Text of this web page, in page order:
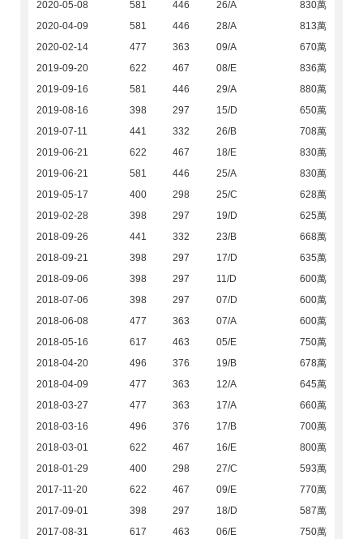
2020-05-08 581 446 26/A
830萬
2020-04-09
581 446 28/A
813萬
2020-02-14
477 363 09/A
670萬
2019-09-20
622 467 08/E
836萬
2019-09-16
581 446 29/A
880萬
2019-08-16
398 297 15/D
650萬
2019-07-11
441 332 26/B
708萬
2019-06-21
622 467 18/E
830萬
2019-06-21
581 446 25/A
830萬
2019-05-17
400 298 25/C
628萬
2019-02-28
398 297 19/D
625萬
2018-09-26
441 332 23/B
668萬
2018-09-21
398 297 17/D
635萬
2018-09-06
398 297 11/D
600萬
2018-07-06
398 297 07/D
600萬
2018-06-08
477 363 07/A
600萬
2018-05-16
617 463 05/E
750萬
2018-04-20
496 376 19/B
678萬
2018-04-09
477 363 12/A
645萬
2018-03-27
477 363 17/A
660萬
2018-03-16
496 376 17/B
700萬
2018-03-01
622 467 16/E
800萬
2018-01-29
400 298 27/C
593萬
2017-11-20
622 467 09/E
770萬
2017-09-01
398 297 18/D
587萬
2017-08-31
617 463 06/E
750萬